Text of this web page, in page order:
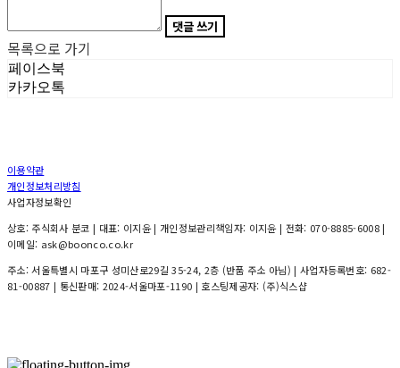
댓글 쓰기
목록으로 가기
페이스북
카카오톡
이용약관
개인정보처리방침
사업자정보확인
상호: 주식회사 분코 | 대표: 이지윤 | 개인정보관리책임자: 이지윤 | 전화: 070-8885-6008 |
이메일: ask@boonco.co.kr
주소: 서울특별시 마포구 성미산로29길 35-24, 2층 (반품 주소 아님) | 사업자등록번호: 682-
81-00887 | 통신판매: 2024-서울마포-1190 | 호스팅제공자: (주)식스샵